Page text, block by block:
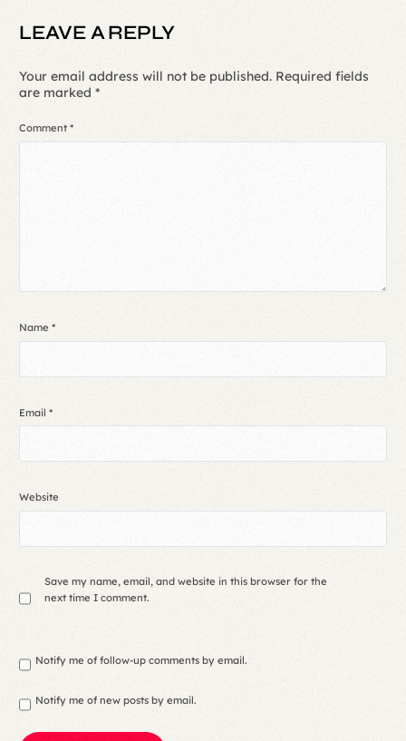
LEAVE A REPLY
Your email address will not be published. Required fields
are marked*
Comment*
Name*
Email*
Website
Save my name, email, and website in this browser for the
next time I comment.
Notify me of follow-up comments by email.
Notify me of new posts by email.